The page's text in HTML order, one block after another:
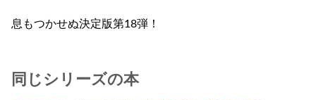
息もつかせぬ決定版第18弾！
同じシリーズの本